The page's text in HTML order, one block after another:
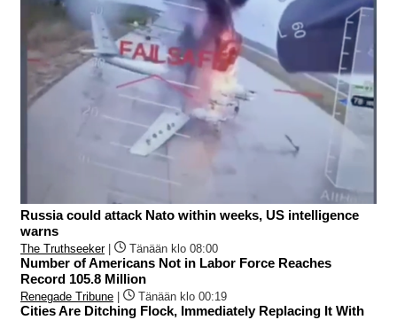
Russia could attack Nato within weeks, US intelligence
warns
The Truthseeker| Tänään klo 08:00
Number of Americans Not in Labor Force Reaches
Record 105.8 Million
Renegade Tribune | Tänään klo 00:19
Cities Are Ditching Flock, Immediately Replacing It With